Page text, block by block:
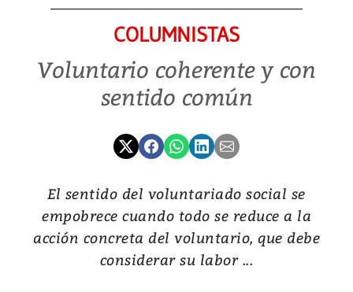
COLUMNISTAS
Voluntario coherente y con
sentido común
El sentido del voluntariado social se
empobrece cuando todo se reduce a la
acción concreta del voluntario, que debe
considerar su labor ...